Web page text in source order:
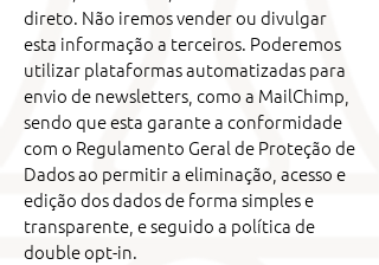
direto. Não iremos vender ou divulgar
esta informação a terceiros. Poderemos
utilizar plataformas automatizadas para
envio de newsletters, como a MailChimp,
sendo que esta garante a conformidade
com o Regulamento Geral de Proteção de
Dados ao permitir a eliminação, acesso e
edição dos dados de forma simples e
transparente, e seguido a política de
double opt-in.